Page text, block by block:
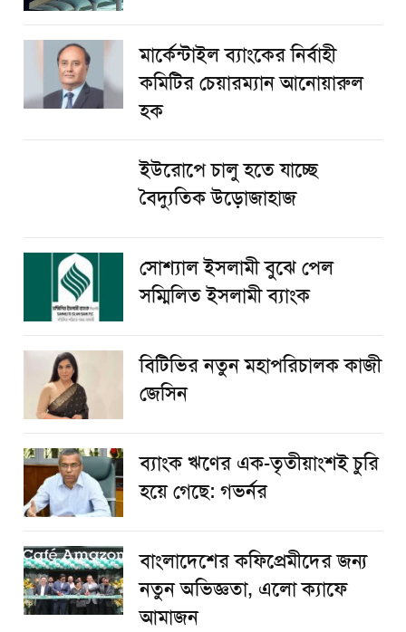
মার্কেন্টাইল ব্যাংকের নির্বাহী
কমিটির চেয়ারম্যান আনোয়ারুল
হক
ইউরোপে চালু হতে যাচ্ছে
বৈদ্যুতিক উড়োজাহাজ
সোশ্যাল ইসলামী বুঝে পেল
সম্মিলিত ইসলামী ব্যাংক
বিটিভির নতুন মহাপরিচালক কাজী
জেসিন
ব্যাংক ঋণের এক-তৃতীয়াংশই চুরি
হয়ে গেছে: গভর্নর
বাংলাদেশের কফিপ্রেমীদের জন্য
নতুন অভিজ্ঞতা, এলো ক্যাফে
আমাজন